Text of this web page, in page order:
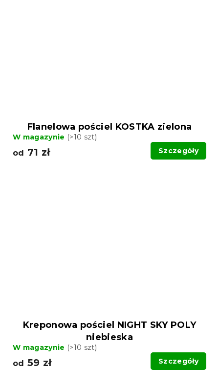
Flanelowa pościel KOSTKA zielona
W magazynie (>10 szt)
od 71 zł Szczegóły
Kreponowa pościel NIGHT SKY POLY
niebieska
W magazynie (>10 szt)
od 59 zł Szczegóły